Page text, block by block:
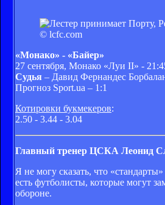
© lcfc.com
«Монако» - «Байер»
27 сентября, Монако «Луи II» -
Судья – Давид Фернандес
Прогноз Sport.ua – 1:1
Котировки букмекеров:
2.50 - 3.44 - 3.04
Главный тренер ЦСКА Леонид
Я не могу сказать, что
есть футболисты, которые могут
обороне.